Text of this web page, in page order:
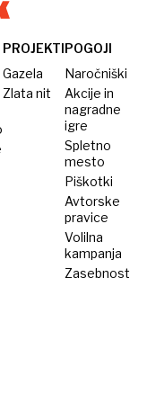
PROJEKTI
Gazela
Zlata nit
POGOJI
Naročniški
Akcije in
nagradne
igre
Spletno
mesto
Piškotki
Avtorske
pravice
Volilna
kampanja
Zasebnost